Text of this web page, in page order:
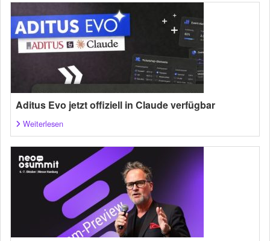
Aditus Evo jetzt offiziell in Claude verfügbar
Weiterlesen